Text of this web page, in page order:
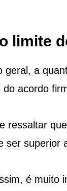
limite
geral, a
do acordo
ressaltar
ser superior
é muito